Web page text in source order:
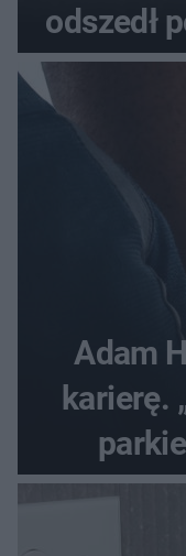
odszedł
Adam
karierę.